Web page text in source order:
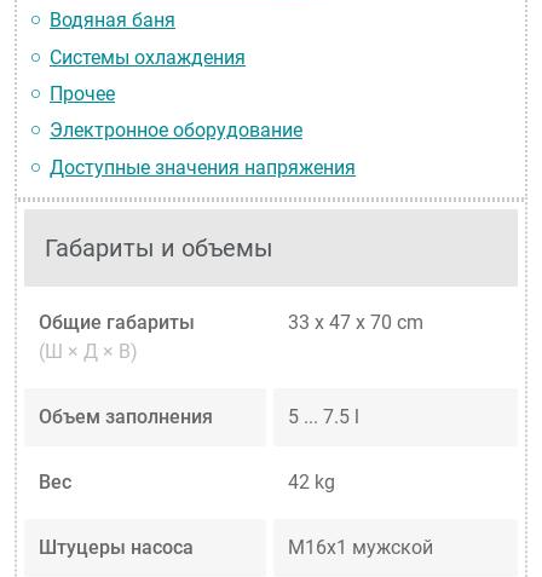
Водяная баня
Системы охлаждения
Прочее
Электронное оборудование
Доступные значения напряжения
Габариты и объемы
Общие габариты
(Ш × Д × В)
33 x 47 x 70 cm
Объем заполнения 5 ... 7.5 l
Вес 42 kg
Штуцеры насоса M16x1 мужской